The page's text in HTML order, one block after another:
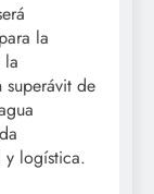
la
la
de
y logística.